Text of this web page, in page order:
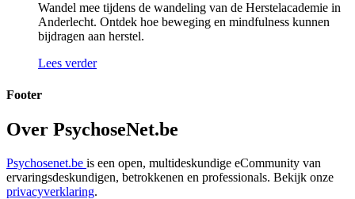
Wandel mee tijdens de wandeling van de Herstelacademie in
Anderlecht. Ontdek hoe beweging en mindfulness kunnen
bijdragen aan herstel.
Lees verder
Footer
Over PsychoseNet.be
Psychosenet.be is een open, multideskundige eCommunity van
ervaringsdeskundigen, betrokkenen en professionals. Bekijk onze
privacyverklaring.